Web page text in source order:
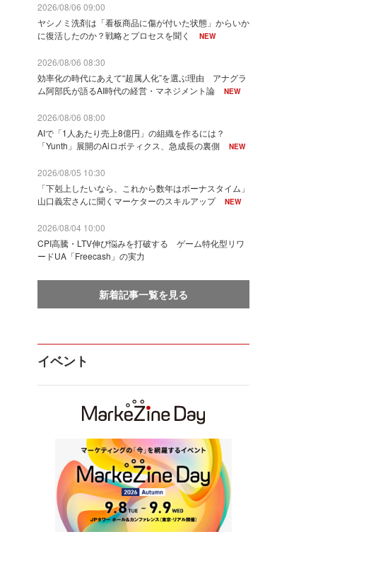
2026/08/06 09:00
ヤシノミ洗剤は「看板商品に傷が付いた状態」からいか
に復活したのか？戦略とプロセスを聞く
NEW
2026/08/06 08:30
効率化の時代にあえて“超属人化”を選ぶ理由 アナグラ
ム阿部氏が語るAI時代の経営・マネジメント論
NEW
2026/08/06 08:00
AIで「1人あたり売上8億円」の組織を作るには？
「Yunth」展開のAiロボティクス、急成長の裏側
NEW
2026/08/05 10:30
「下剋上したいなら、これから数年はボーナスタイム」
山口義宏さんに聞くマーケターのスキルアップ
NEW
2026/08/04 10:00
CPI高騰・LTV伸び悩みを打破する ゲーム特化型リワ
ードUA「Freecash」の実力
新着記事一覧を見る
イベント